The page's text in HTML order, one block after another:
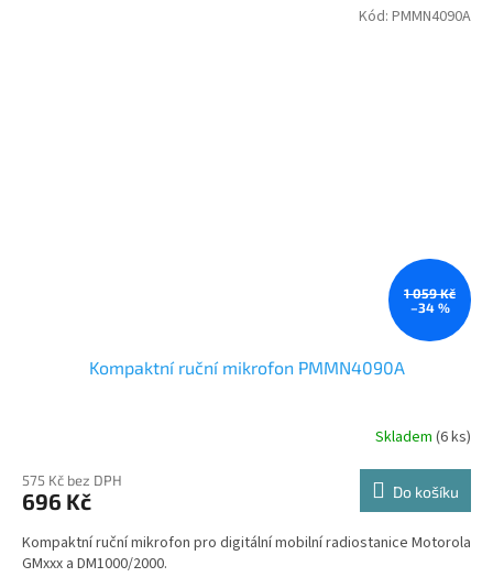
1 059 Kč
–34 %
Kompaktní ruční mikrofon PMMN4090A
Skladem (6 ks)
575 Kč bez DPH
696 Kč Do košíku
Kompaktní ruční mikrofon pro digitální mobilní radiostanice Motorola
GMxxx a DM1000/2000.
Kód: PMMN4090A